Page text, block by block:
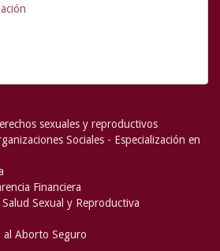
sexuales y reproductivos
Sociales - Especialización en
Financiera
Sexual y Reproductiva
al Aborto Seguro